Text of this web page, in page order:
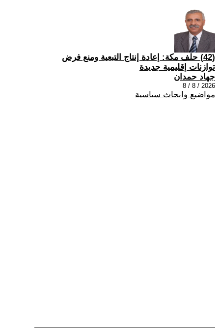
(42) حلف مكة: إعادة إنتاج التبعية ومنع فرض
توازنات إقليمية جديدة
جهاد حمدان
2026 / 8 / 8
مواضيع وابحاث سياسية